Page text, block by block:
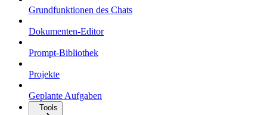
Grundfunktionen des Chats
Dokumenten-Editor
Prompt-Bibliothek
Projekte
Geplante Aufgaben
Tools